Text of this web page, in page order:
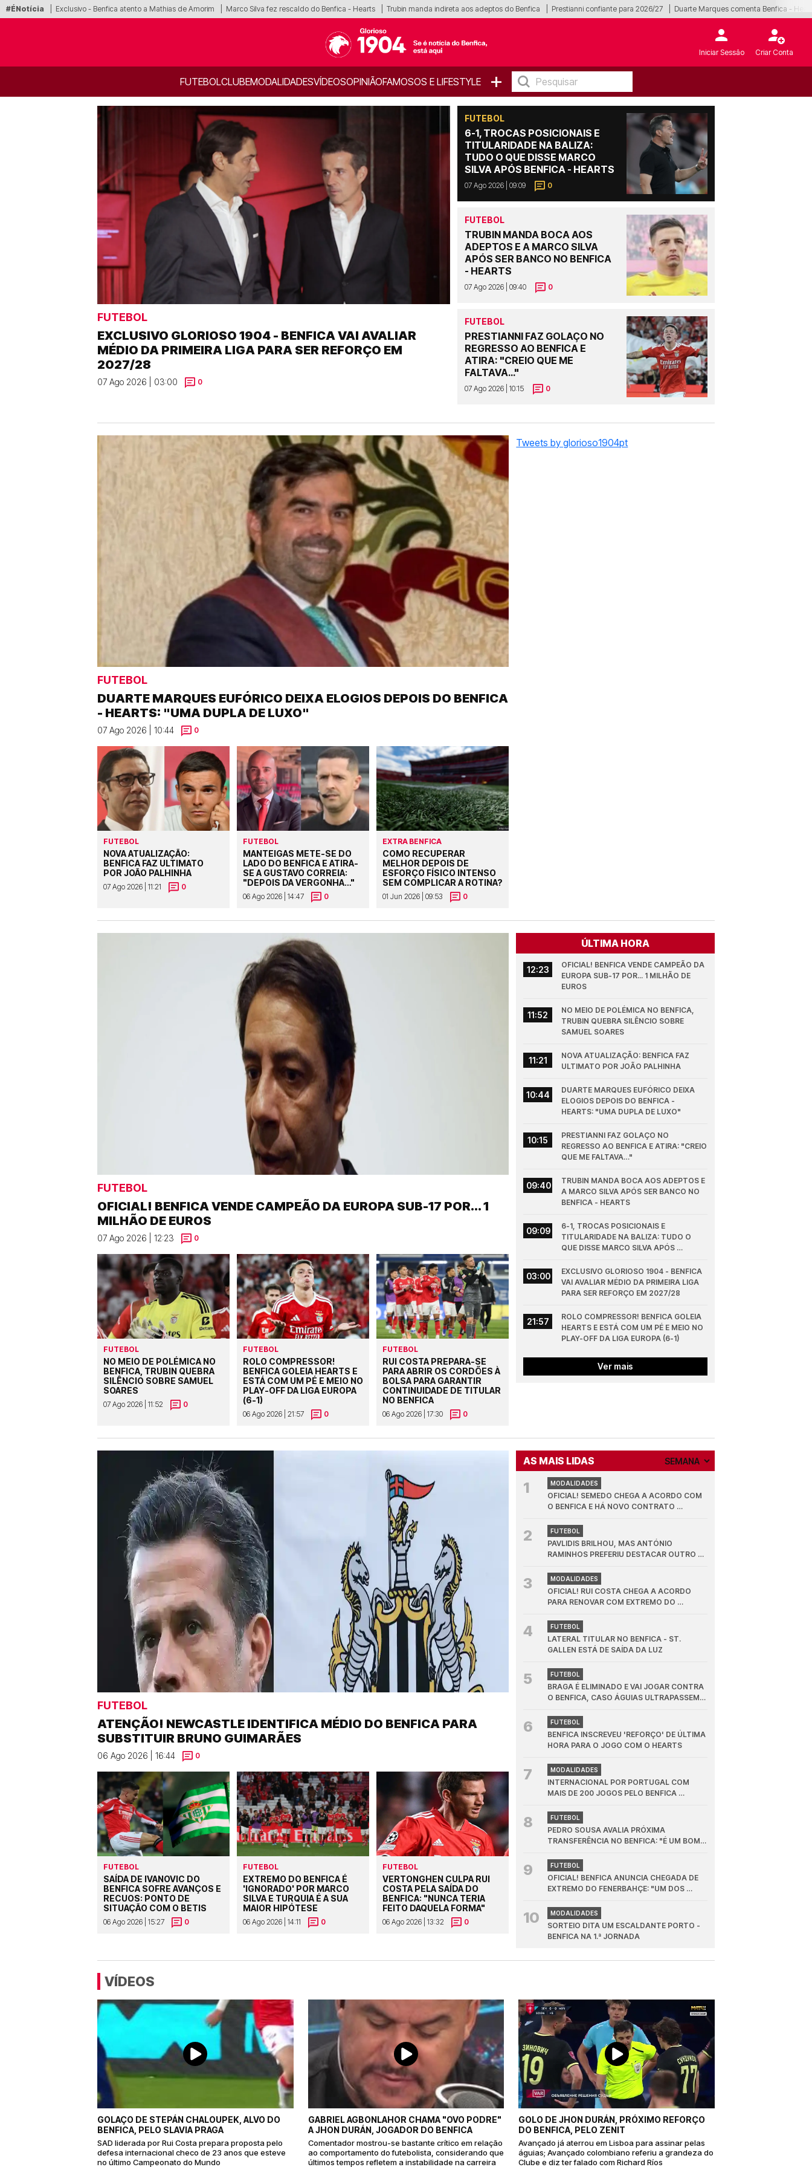
#ÉNotícia Exclusivo - Benfica atento a Mathias de Amorim Marco Silva fez rescaldo do Benfica - Hearts Trubin manda indireta aos adeptos do Benfica Prestianni confiante para 2026/27 Duarte Marques comenta Benfica -
Iniciar Sessão Criar Conta
FUTEBOLCLUBEMODALIDADESVÍDEOSOPINIÃOFAMOSOS E LIFESTYLE +
FUTEBOL
EXCLUSIVO GLORIOSO 1904 - BENFICA VAI AVALIAR
MÉDIO DA PRIMEIRA LIGA PARA SER REFORÇO EM
2027/28
07 Ago 2026 | 03:00 0
FUTEBOL
6-1, TROCAS POSICIONAIS E
TITULARIDADE NA BALIZA:
TUDO O QUE DISSE MARCO
SILVA APÓS BENFICA - HEARTS
07 Ago 2026 | 09:09 0
FUTEBOL
TRUBIN MANDA BOCA AOS
ADEPTOS E A MARCO SILVA
APÓS SER BANCO NO BENFICA
- HEARTS
07 Ago 2026 | 09:40 0
FUTEBOL
PRESTIANNI FAZ GOLAÇO NO
REGRESSO AO BENFICA E
ATIRA: "CREIO QUE ME
FALTAVA…"
07 Ago 2026 | 10:15 0
FUTEBOL
DUARTE MARQUES EUFÓRICO DEIXA ELOGIOS DEPOIS DO BENFICA
- HEARTS: "UMA DUPLA DE LUXO"
07 Ago 2026 | 10:44 0
FUTEBOL
NOVA ATUALIZAÇÃO:
BENFICA FAZ ULTIMATO
POR JOÃO PALHINHA
07 Ago 2026 | 11:21 0
FUTEBOL
MANTEIGAS METE-SE DO
LADO DO BENFICA E ATIRA-
SE A GUSTAVO CORREIA:
"DEPOIS DA VERGONHA…"
06 Ago 2026 | 14:47 0
EXTRA BENFICA
COMO RECUPERAR
MELHOR DEPOIS DE
ESFORÇO FÍSICO INTENSO
SEM COMPLICAR A ROTINA?
01 Jun 2026 | 09:53 0
Tweets by glorioso1904pt
FUTEBOL
OFICIAL! BENFICA VENDE CAMPEÃO DA EUROPA SUB-17 POR... 1
MILHÃO DE EUROS
07 Ago 2026 | 12:23 0
FUTEBOL
NO MEIO DE POLÉMICA NO
BENFICA, TRUBIN QUEBRA
SILÊNCIO SOBRE SAMUEL
SOARES
07 Ago 2026 | 11:52 0
FUTEBOL
ROLO COMPRESSOR!
BENFICA GOLEIA HEARTS E
ESTÁ COM UM PÉ E MEIO NO
PLAY-OFF DA LIGA EUROPA
(6-1)
06 Ago 2026 | 21:57 0
FUTEBOL
RUI COSTA PREPARA-SE
PARA ABRIR OS CORDÕES À
BOLSA PARA GARANTIR
CONTINUIDADE DE TITULAR
NO BENFICA
06 Ago 2026 | 17:30 0
ÚLTIMA HORA
12:23
OFICIAL! BENFICA VENDE CAMPEÃO DA
EUROPA SUB-17 POR... 1 MILHÃO DE
EUROS
11:52
NO MEIO DE POLÉMICA NO BENFICA,
TRUBIN QUEBRA SILÊNCIO SOBRE
SAMUEL SOARES
11:21
NOVA ATUALIZAÇÃO: BENFICA FAZ
ULTIMATO POR JOÃO PALHINHA
10:44
DUARTE MARQUES EUFÓRICO DEIXA
ELOGIOS DEPOIS DO BENFICA -
HEARTS: "UMA DUPLA DE LUXO"
10:15
PRESTIANNI FAZ GOLAÇO NO
REGRESSO AO BENFICA E ATIRA: "CREIO
QUE ME FALTAVA…"
09:40
TRUBIN MANDA BOCA AOS ADEPTOS E
A MARCO SILVA APÓS SER BANCO NO
BENFICA - HEARTS
09:09
6-1, TROCAS POSICIONAIS E
TITULARIDADE NA BALIZA: TUDO O
QUE DISSE MARCO SILVA APÓS
03:00
EXCLUSIVO GLORIOSO 1904 - BENFICA
VAI AVALIAR MÉDIO DA PRIMEIRA LIGA
PARA SER REFORÇO EM 2027/28
21:57
ROLO COMPRESSOR! BENFICA GOLEIA
HEARTS E ESTÁ COM UM PÉ E MEIO NO
PLAY-OFF DA LIGA EUROPA (6-1)
Ver mais
FUTEBOL
ATENÇÃO! NEWCASTLE IDENTIFICA MÉDIO DO BENFICA PARA
SUBSTITUIR BRUNO GUIMARÃES
06 Ago 2026 | 16:44 0
FUTEBOL
SAÍDA DE IVANOVIC DO
BENFICA SOFRE AVANÇOS E
RECUOS: PONTO DE
SITUAÇÃO COM O BETIS
06 Ago 2026 | 15:27 0
FUTEBOL
EXTREMO DO BENFICA É
'IGNORADO' POR MARCO
SILVA E TURQUIA É A SUA
MAIOR HIPÓTESE
06 Ago 2026 | 14:11 0
FUTEBOL
VERTONGHEN CULPA RUI
COSTA PELA SAÍDA DO
BENFICA: "NUNCA TERIA
FEITO DAQUELA FORMA"
06 Ago 2026 | 13:32 0
AS MAIS LIDAS ESCOLHA O PERÍODO DE MAIS
1 MODALIDADES
OFICIAL! SEMEDO CHEGA A ACORDO COM
O BENFICA E HÁ NOVO CONTRATO
2 FUTEBOL
PAVLIDIS BRILHOU, MAS ANTÓNIO
RAMINHOS PREFERIU DESTACAR OUTRO
3 MODALIDADES
OFICIAL! RUI COSTA CHEGA A ACORDO
PARA RENOVAR COM EXTREMO DO
4 FUTEBOL
LATERAL TITULAR NO BENFICA - ST.
GALLEN ESTÁ DE SAÍDA DA LUZ
5 FUTEBOL
BRAGA É ELIMINADO E VAI JOGAR CONTRA
O BENFICA, CASO ÁGUIAS ULTRAPASSEM
6 FUTEBOL
BENFICA INSCREVEU 'REFORÇO' DE ÚLTIMA
HORA PARA O JOGO COM O HEARTS
7 MODALIDADES
INTERNACIONAL POR PORTUGAL COM
MAIS DE 200 JOGOS PELO BENFICA
8 FUTEBOL
PEDRO SOUSA AVALIA PRÓXIMA
TRANSFERÊNCIA NO BENFICA: "É UM BOM
9 FUTEBOL
OFICIAL! BENFICA ANUNCIA CHEGADA DE
EXTREMO DO FENERBAHÇE: "UM DOS
10 MODALIDADES
SORTEIO DITA UM ESCALDANTE PORTO -
BENFICA NA 1.ª JORNADA
VÍDEOS
GOLAÇO DE STEPÁN CHALOUPEK, ALVO DO
BENFICA, PELO SLAVIA PRAGA
SAD liderada por Rui Costa prepara proposta pelo
defesa internacional checo de 23 anos que esteve
no último Campeonato do Mundo
GABRIEL AGBONLAHOR CHAMA "OVO PODRE"
A JHON DURÁN, JOGADOR DO BENFICA
Comentador mostrou-se bastante crítico em relação
ao comportamento do futebolista, considerando que
últimos tempos refletem a instabilidade na carreira
GOLO DE JHON DURÁN, PRÓXIMO REFORÇO
DO BENFICA, PELO ZENIT
Avançado já aterrou em Lisboa para assinar pelas
águias; Avançado colombiano referiu a grandeza do
Clube e diz ter falado com Richard Ríos